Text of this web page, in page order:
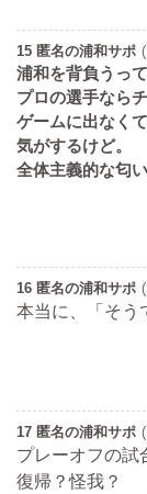
15 匿名の浦和サポ
浦和を背負うっ
プロの選手なら
ゲームに出なく
気がするけど。
全体主義的な匂
16 匿名の浦和サポ
本当に、「そう
17 匿名の浦和サポ
プレーオフの試
復帰？怪我？